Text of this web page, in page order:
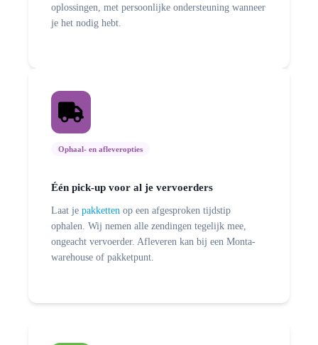
oplossingen, met persoonlijke ondersteuning wanneer
je het nodig hebt.
Ophaal- en afleveropties
Één pick-up voor al je vervoerders
Laat je pakketten op een afgesproken tijdstip
ophalen. Wij nemen alle zendingen tegelijk mee,
ongeacht vervoerder. Afleveren kan bij een Monta-
warehouse of pakketpunt.